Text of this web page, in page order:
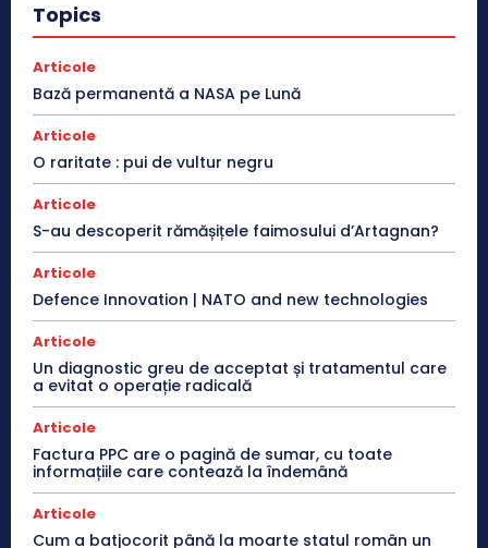
Topics
Articole
Bază permanentă a NASA pe Lună
Articole
O raritate : pui de vultur negru
Articole
S-au descoperit rămășițele faimosului d’Artagnan?
Articole
Defence Innovation | NATO and new technologies
Articole
Un diagnostic greu de acceptat și tratamentul care
a evitat o operație radicală
Articole
Factura PPC are o pagină de sumar, cu toate
informațiile care contează la îndemână
Articole
Cum a batjocorit până la moarte statul român un